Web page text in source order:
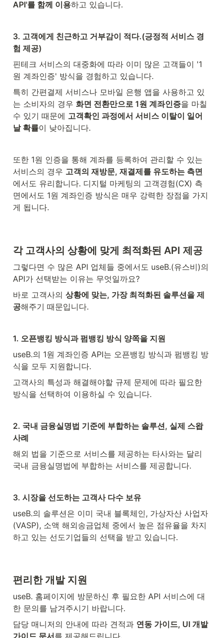
API'를 함께 이용하고 있습니다.
3. 고객에게 친근하고 거부감이 적다.(긍정적 서비스 경
험 제공)
핀테크 서비스의 대중화에 따라 이미 많은 고객들이 '1
원 계좌인증' 방식을 경험하고 있습니다.
특히 간편결제 서비스나 모바일 은행 앱을 사용하고 있
는 소비자의 경우 화면 전환만으로 1원 계좌인증을 마칠
수 있기 때문에 고객확인 과정에서 서비스 이탈이 일어
날 확률이 낮아집니다.
또한 1원 인증을 통해 계좌를 등록하여 관리할 수 있는
서비스의 경우 고객의 재방문, 재결제를 유도하는 측면
에서도 유리합니다. 디지털 마케팅의 고객경험(CX) 측
면에서도 1원 계좌인증 방식은 매우 강력한 장점을 가지
게 됩니다.
각 고객사의 상황에 맞게 최적화된 API 제공
그렇다면 수 많은 API 업체들 중에서도 useB.(유스비)의
API가 선택받는 이유는 무엇일까요?
바로 고객사의 상황에 맞는, 가장 최적화된 솔루션을 제
공해주기 때문입니다.
1. 오픈뱅킹 방식과 펌뱅킹 방식 양쪽을 지원
useB.의 1원 계좌인증 API는 오픈뱅킹 방식과 펌뱅킹 방
식을 모두 지원합니다.
고객사의 특성과 해결해야할 규제 문제에 따라 필요한
방식을 선택하여 이용하실 수 있습니다.
2. 국내 금융실명법 기준에 부합하는 솔루션, 실제 스왑
사례
해외 법을 기준으로 서비스를 제공하는 타사와는 달리
국내 금융실명법에 부합하는 서비스를 제공합니다.
3. 시장을 선도하는 고객사 다수 보유
useB.의 솔루션은 이미 국내 블록체인, 가상자산 사업자
(VASP), 소액 해외송금업체 중에서 높은 점유율을 차지
하고 있는 선도기업들의 선택을 받고 있습니다.
편리한 개발 지원
useB. 홈페이지에 방문하신 후 필요한 API 서비스에 대
한 문의를 남겨주시기 바랍니다.
담당 매니저의 안내에 따라 견적과 연동 가이드, UI 개발